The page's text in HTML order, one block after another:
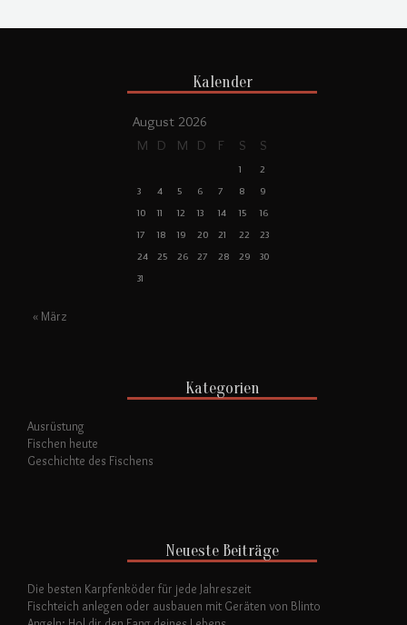
Kalender
August 2026
M
D M D F S S
1
2
3
4 5 6 7 8
9
10
11 12 13 14 15
16
17
18 19 20 21 22
23
24
25 26 27 28 29
30
31
« März
Kategorien
Ausrüstung
Fischen heute
Geschichte des Fischens
Neueste Beiträge
Die besten Karpfenköder für jede Jahreszeit
Fischteich anlegen oder ausbauen mit Geräten von Blinto